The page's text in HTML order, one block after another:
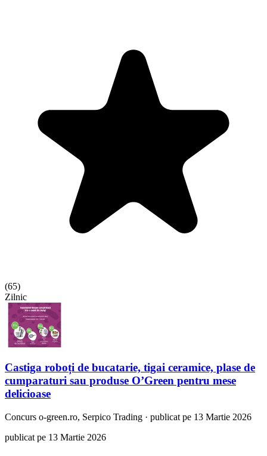
(65)
Zilnic
Castiga roboți de bucatarie, tigai ceramice, plase de
cumparaturi sau produse O’Green pentru mese
delicioase
Concurs o-green.ro, Serpico Trading · publicat pe 13 Martie 2026
publicat pe 13 Martie 2026